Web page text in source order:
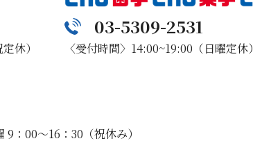
休）
03-5309-2531
〈受付時間〉14:00~19:00（日曜定休）
：00～16：30（祝休み）